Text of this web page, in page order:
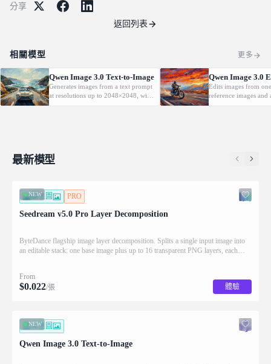
分享
返回列表
相關模型 更多
Qwen Image 3.0 Text-to-Image
Generates images from a text prompt
at resolutions up to 2048×2048, with
automatic prompt rewriting and
Qwen Image 3.0
Edits images from
reference images and
language instruction,
最新模型
NEW
圖生圖 PRO
Seedream v5.0 Pro Layer Decomposition
ByteDance flagship image layer decomposition. Splits a single input image into
an editable stack: one base image plus up to 16 transparent PNG layers, each
From
$0.022/張 體驗
NEW
文生圖
Qwen Image 3.0 Text-to-Image